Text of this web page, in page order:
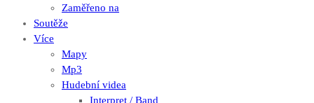
Zaměřeno na
Soutěže
Více
Mapy
Mp3
Hudební videa
Interpret / Band